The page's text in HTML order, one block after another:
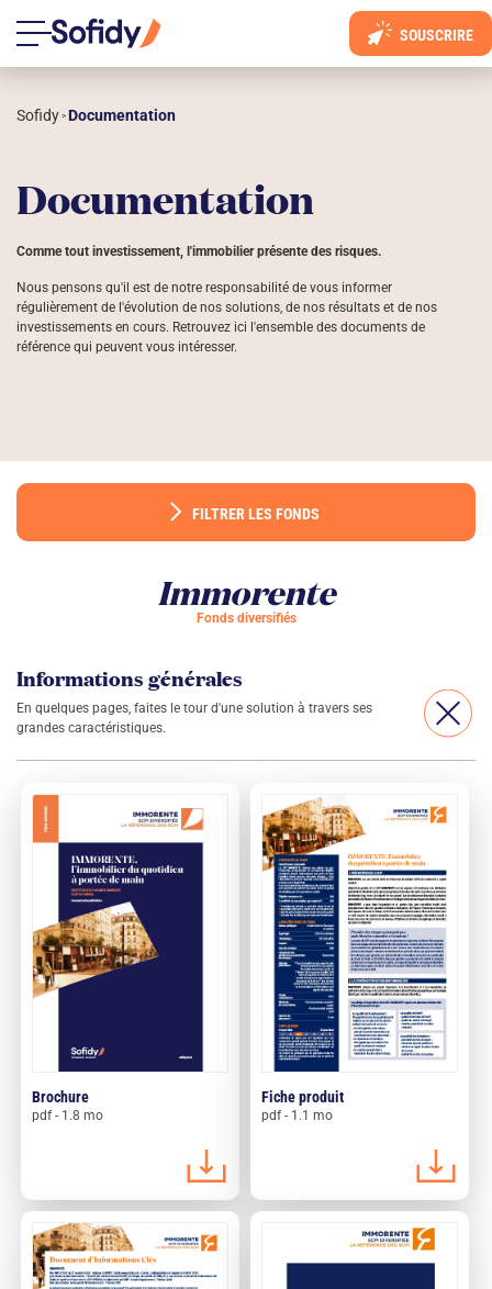
SOUSCRIRE
Sofidy > Documentation
Documentation
Comme tout investissement, l'immobilier présente des risques.
Nous pensons qu'il est de notre responsabilité de vous informer
régulièrement de l'évolution de nos solutions, de nos résultats et de nos
investissements en cours. Retrouvez ici l'ensemble des documents de
référence qui peuvent vous intéresser.
FILTRER LES FONDS
Immorente
Fonds diversifiés
Informations générales
En quelques pages, faites le tour d'une solution à travers ses
grandes caractéristiques.
Brochure
pdf - 1.8 mo
Fiche produit
pdf - 1.1 mo